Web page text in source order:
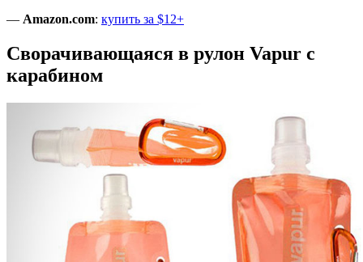
— Amazon.com: купить за $12+
Сворачивающаяся в рулон Vapur с
карабином